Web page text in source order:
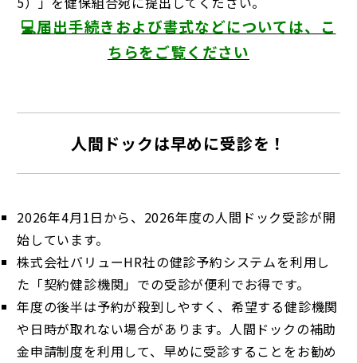
💻届出手続きおよび書式などについては、こ
ちらをご覧ください
人間ドックは早めに受診を！
2026年4月1日から、2026年度の人間ドック受診が開
始しています。
株式会社バリューHR社の健診予約システムを利用し
た「契約健診機関」での受診が便利でお得です。
年度の後半は予約が殺到しやすく、希望する健診機関
や日時が取れない場合があります。人間ドックの補助
金申請制度を利用して、早めに受診することをお勧め